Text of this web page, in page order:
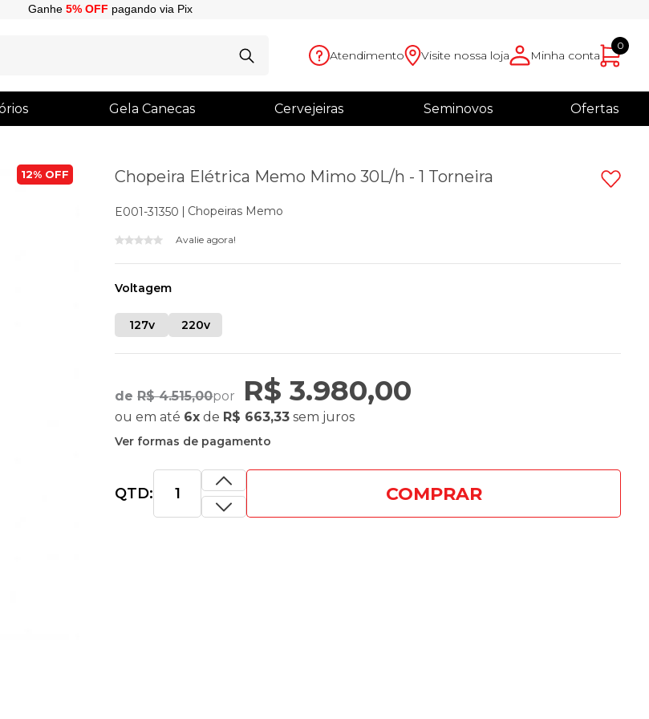
Ganhe 5% OFF pagando via Pix
Atendimento Visite nossa loja Minha conta
0
Gela Canecas Cervejeiras Seminovos Ofertas
12% Chopeira Elétrica Memo Mimo 30L/h - 1 Torneira
E001-31350 Chopeiras Memo
Avalie agora!
deR$ 4.515,00por R$ 3.980,00
ouem até 6x de R$ 663,33 sem juros
Ver formas de pagamento
Voltagem
127v 220v
QTD: COMPRAR